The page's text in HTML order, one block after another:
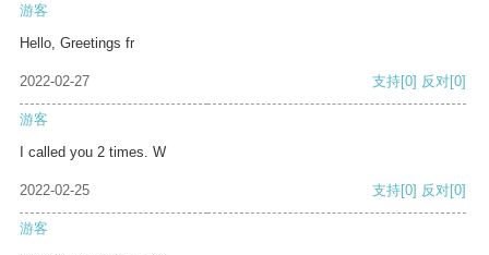
游客
Hello, Greetings fr
2022-02-27 支持[0] 反对[0]
游客
I called you 2 times. W
2022-02-25 支持[0] 反对[0]
游客